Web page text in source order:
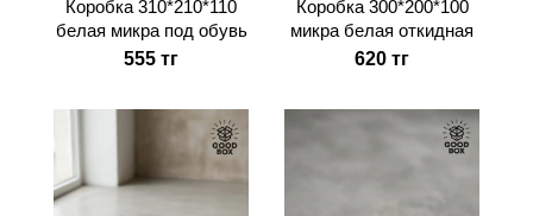
Коробка 310*210*110
белая микра под обувь
555 тг
Коробка 300*200*100
микра белая откидная
620 тг